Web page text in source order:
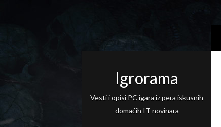
Igrorama
Vesti i opisi PC igara iz pera iskusnih
domaćih IT novinara